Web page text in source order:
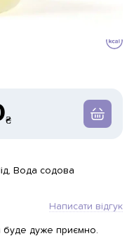
Вода содова
Написати відгук
буде дуже приємно.